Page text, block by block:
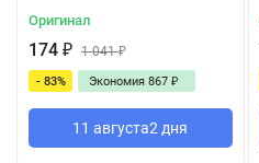
Оригинал
174 ₽ 1 041₽
- 83% Экономия 867 ₽
11 августа2 дня